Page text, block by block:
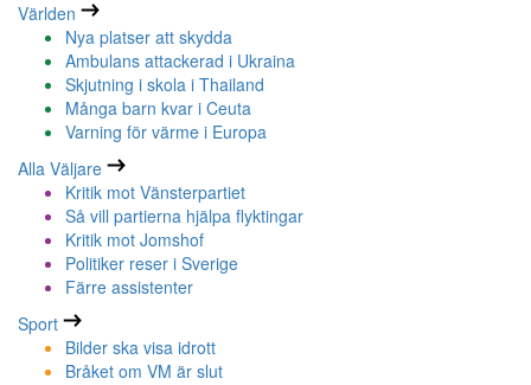
Världen
Nya platser att skydda
Ambulans attackerad i Ukraina
Skjutning i skola i Thailand
Många barn kvar i Ceuta
Varning för värme i Europa
Alla Väljare
Kritik mot Vänsterpartiet
Så vill partierna hjälpa flyktingar
Kritik mot Jomshof
Politiker reser i Sverige
Färre assistenter
Sport
Bilder ska visa idrott
Bråket om VM är slut